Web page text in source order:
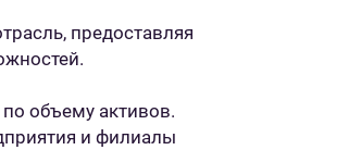
предоставляя
объему активов.
и филиалы